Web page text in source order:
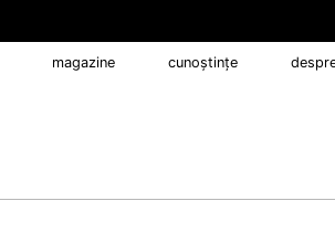
magazine cunoştinţe